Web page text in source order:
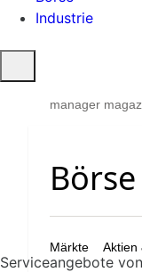
Industrie
öffnen
manager
Märkte Aktien
Serviceangebote